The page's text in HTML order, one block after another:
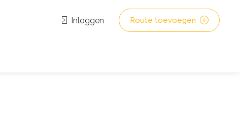
Inloggen Route toevoegen